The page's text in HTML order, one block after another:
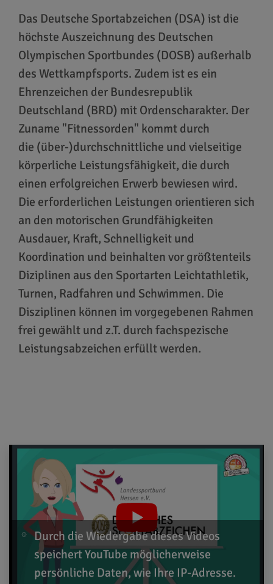
Das Deutsche Sportabzeichen (DSA) ist die
höchste Auszeichnung des Deutschen
Olympischen Sportbundes (DOSB) außerhalb
des Wettkampfsports. Zudem ist es ein
Ehrenzeichen der Bundesrepublik
Deutschland (BRD) mit Ordenscharakter. Der
Zuname "Fitnessorden" kommt durch
die (über-)durchschnittliche und vielseitige
körperliche Leistungsfähigkeit, die durch
einen erfolgreichen Erwerb bewiesen wird.
Die erforderlichen Leistungen orientieren sich
an den motorischen Grundfähigkeiten
Ausdauer, Kraft, Schnelligkeit und
Koordination und beinhalten vor größtenteils
Diziplinen aus den Sportarten Leichtathletik,
Turnen, Radfahren und Schwimmen. Die
Disziplinen können im vorgegebenen Rahmen
frei gewählt und z.T. durch fachspezische
Leistungsabzeichen erfüllt werden.
Durch die Wiedergabe dieses Videos
speichert YouTube möglicherweise
persönliche Daten, wie Ihre IP-Adresse.